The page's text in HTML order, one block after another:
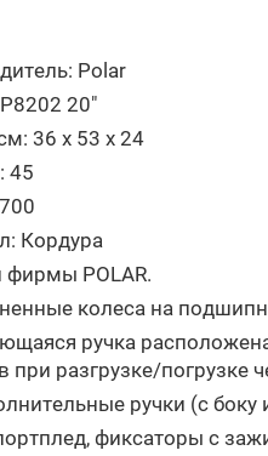
Polar
Р8202 20"
36 х 53 х 24
45
Кордура
POLAR.
колеса на
ручка
при разгрузке/погрузке
ручки (с боку
фиксаторы с